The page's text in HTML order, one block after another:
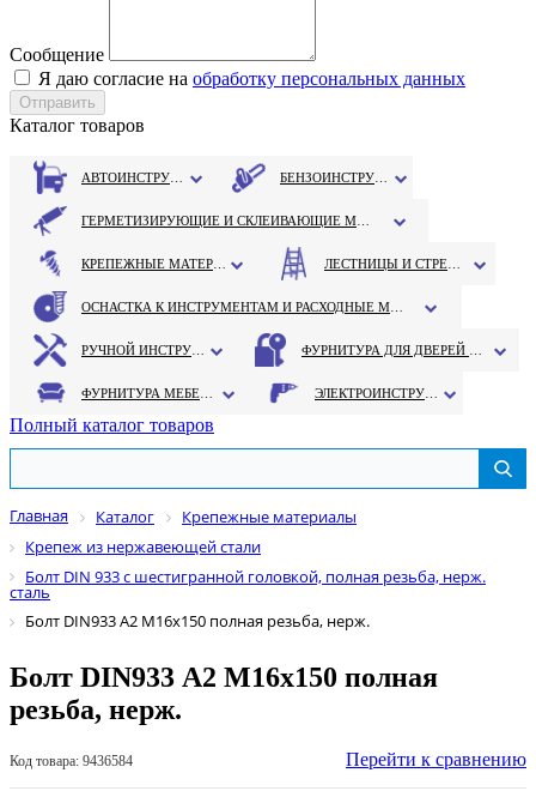
Сообщение
Я даю согласие на обработку персональных данных
Каталог товаров
Полный каталог товаров
Главная Каталог
Крепежные материалы
Крепеж из нержавеющей стали
Болт DIN 933 с шестигранной головкой, полная резьба, нерж.
сталь
Болт DIN933 А2 М16х150 полная резьба, нерж.
Болт DIN933 А2 М16х150 полная
резьба, нерж.
Код товара: 9436584 Перейти к сравнению